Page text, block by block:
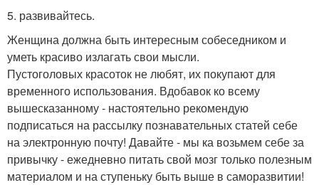
5. развивайтесь.
Женщина должна быть интересным собеседником и
уметь красиво излагать свои мысли.
Пустоголовых красоток не любят, их покупают для
временного использования. Вдобавок ко всему
вышесказанному - настоятельно рекомендую
подписаться на рассылку познавательных статей себе
на электронную почту! Давайте - мы ка возьмем себе за
привычку - ежедневно питать свой мозг только полезным
материалом и на ступеньку быть выше в саморазвитии!